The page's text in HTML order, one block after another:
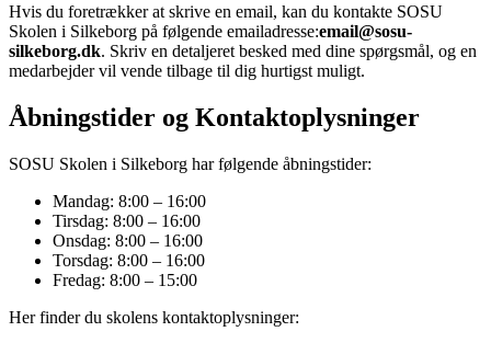
Hvis du foretrækker at skrive en email, kan du kontakte SOSU
Skolen i Silkeborg på følgende emailadresse:email@sosu-
silkeborg.dk. Skriv en detaljeret besked med dine spørgsmål, og en
medarbejder vil vende tilbage til dig hurtigst muligt.
Åbningstider og Kontaktoplysninger
SOSU Skolen i Silkeborg har følgende åbningstider:
Mandag: 8:00 – 16:00
Tirsdag: 8:00 – 16:00
Onsdag: 8:00 – 16:00
Torsdag: 8:00 – 16:00
Fredag: 8:00 – 15:00
Her finder du skolens kontaktoplysninger: